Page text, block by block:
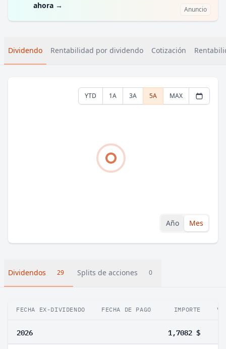
ahora → Anuncio
Dividendo Rentabilidad por dividendo Cotización
YTD 1A 3A 5A MAX
Año Mes
Dividendos 29 Splits de acciones 0
FECHA EX-DIVIDENDO FECHA DE PAGO IMPORTE
2026 1,7082 $